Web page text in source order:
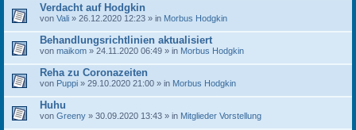
Verdacht auf Hodgkin
von Vali » 26.12.2020 12:23 » in Morbus Hodgkin
Behandlungsrichtlinien aktualisiert
von maikom » 24.11.2020 06:49 » in Morbus Hodgkin
Reha zu Coronazeiten
von Puppi » 29.10.2020 21:00 » in Morbus Hodgkin
Huhu
von Greeny » 30.09.2020 13:43 » in Mitglieder Vorstellung